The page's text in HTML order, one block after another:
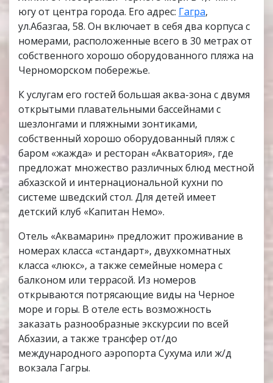
югу от центра города. Его адрес: Гагра,
ул.Абазгаа, 58. Он включает в себя два корпуса с
номерами, расположенные всего в 30 метрах от
собственного хорошо оборудованного пляжа на
Черноморском побережье.
К услугам его гостей большая аква-зона с двумя
открытыми плавательными бассейнами с
шезлонгами и пляжными зонтиками,
собственный хорошо оборудованный пляж с
баром «жажда» и ресторан «Акватория», где
предложат множество различных блюд местной
абхазской и интернациональной кухни по
системе шведский стол. Для детей имеет
детский клуб «Капитан Немо».
Отель «Аквамарин» предложит проживание в
номерах класса «стандарт», двухкомнатных
класса «люкс», а также семейные номера с
балконом или террасой. Из номеров
открываются потрясающие виды на Черное
море и горы. В отеле есть возможность
заказать разнообразные экскурсии по всей
Абхазии, а также трансфер от/до
международного аэропорта Сухума или ж/д
вокзала Гагры.